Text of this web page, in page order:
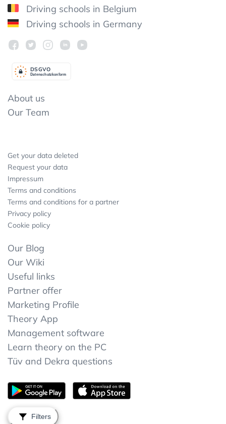
Filters
Driving schools in Belgium
Driving schools in Germany
Datenschutzkonform
DSGVO
About us
Our Team
Get your data deleted
Request your data
Impressum
Terms and conditions
Terms and conditions for a partner
Privacy policy
Cookie policy
Our Blog
Our Wiki
Useful links
Partner offer
Marketing Profile
Theory App
Management software
Learn theory on the PC
Tüv and Dekra questions